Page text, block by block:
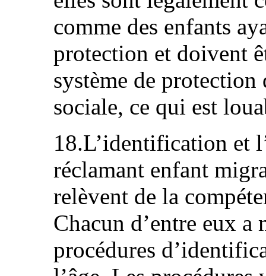
comme des enfants
protection et doivent
système de protection
sociale, ce qui est
18.L’identification et
réclamant enfant
relèvent de la
Chacun d’entre eux a
procédures